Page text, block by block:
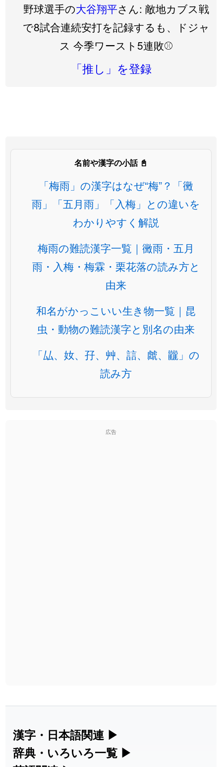
野球選手の大谷翔平さん: 敵地カブス戦
で8試合連続安打を記録するも、ドジャ
ス 今季ワースト5連敗⚾️
「推し」を登録
名前や漢字の小話 📓
「梅雨」の漢字はなぜ“梅”？「黴
雨」「五月雨」「入梅」との違いを
わかりやすく解説
梅雨の難読漢字一覧｜黴雨・五月
雨・入梅・梅霖・栗花落の読み方と
由来
和名がかっこいい生き物一覧｜昆
虫・動物の難読漢字と別名の由来
「厸、奻、孖、艸、誩、虤、龖」の
読み方
広告
漢字・日本語関連 ▶
漢字の読み方検索、手書き入力、書き順
辞典・いろいろ一覧 ▶